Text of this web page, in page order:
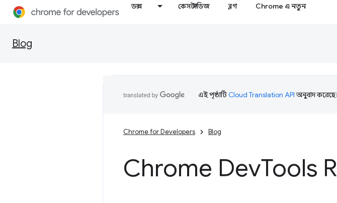
ডক্স কেস স্টাডিজ ব্লগ Chrome এ নতুন
Blog
এই পৃষ্ঠাটিCloud Translation APIঅনুবাদ করেছে।
Chrome for Developers Blog
Chrome DevTools